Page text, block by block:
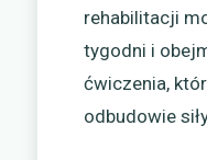
rehabilitacji
tygodni i
ćwiczenia,
odbudowie